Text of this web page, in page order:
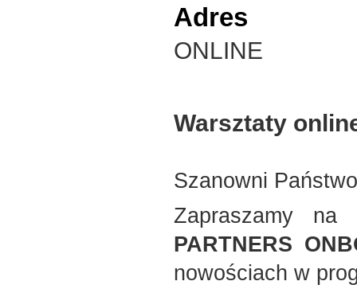
Adres
ONLINE
Warsztaty
Szanowni
Zapraszamy
PARTNERS
nowościach w